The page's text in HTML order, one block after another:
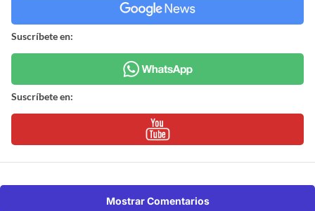
Suscríbete en:
Suscríbete en:
Mostrar Comentarios